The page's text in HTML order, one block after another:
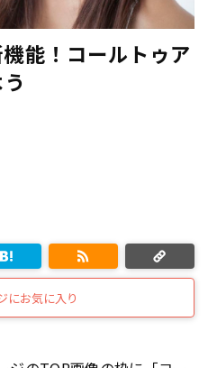
能！コールトゥア
にお気に入り